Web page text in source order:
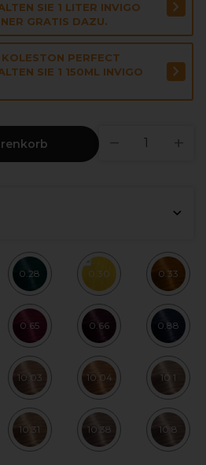
SIE 1 LITER INVIGO
GRATIS DAZU.
PERFECT
SIE 1 150ML INVIGO
0.28 0.30 0.33
0.65 0.66 0.88
10.03 10.04 10.1
10.31 10.38 10.8